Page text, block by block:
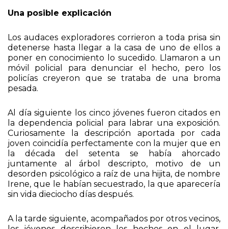
Los audaces exploradores corrieron a toda prisa sin
detenerse hasta llegar a la casa de uno de ellos a
poner en conocimiento lo sucedido. Llamaron a un
móvil policial para denunciar el hecho, pero los
policías creyeron que se trataba de una broma
Al día siguiente los cinco jóvenes fueron citados en
la dependencia policial para labrar una exposición.
Curiosamente la descripción aportada por cada
joven coincidía perfectamente con la mujer que en
la década del setenta se había ahorcado
juntamente al árbol descripto, motivo de un
desorden psicológico a raíz de una hijita, de nombre
Irene, que le habían secuestrado, la que aparecería